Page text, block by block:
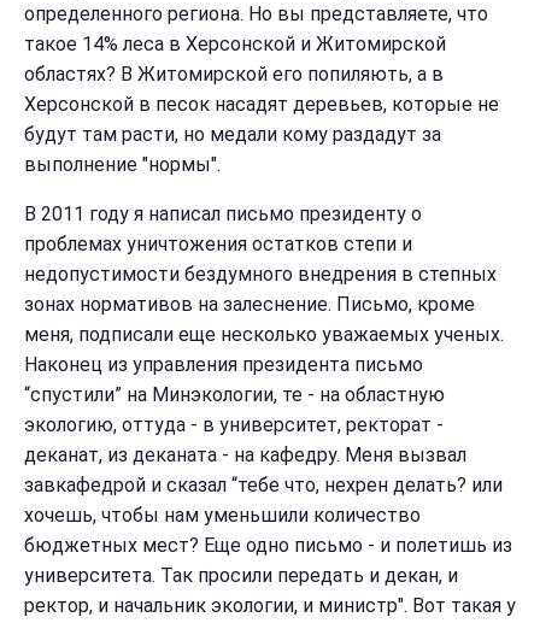
определенного региона. Но вы представляете, что
такое 14% леса в Херсонской и Житомирской
областях? В Житомирской его попиляють, а в
Херсонской в песок насадят деревьев, которые не
будут там расти, но медали кому раздадут за
выполнение "нормы".
В 2011 году я написал письмо президенту о
проблемах уничтожения остатков степи и
недопустимости бездумного внедрения в степных
зонах нормативов на залеснение. Письмо, кроме
меня, подписали еще несколько уважаемых ученых.
Наконец из управления президента письмо
“спустили” на Минэкологии, те - на областную
экологию, оттуда - в университет, ректорат -
деканат, из деканата - на кафедру. Меня вызвал
завкафедрой и сказал “тебе что, нехрен делать? или
хочешь, чтобы нам уменьшили количество
бюджетных мест? Еще одно письмо - и полетишь из
университета. Так просили передать и декан, и
ректор, и начальник экологии, и министр". Вот такая у